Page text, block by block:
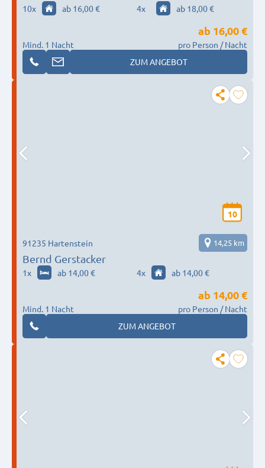
10x ab 16,00 € 4x ab 18,00 €
Mind. 1 Nacht
ab 16,00 €
pro Person / Nacht
ZUM ANGEBOT
10
Bernd Gerstacker
91235 Hartenstein 14,25 km
1x ab 14,00 € 4x ab 14,00 €
Mind. 1 Nacht
ab 14,00 €
pro Person / Nacht
ZUM ANGEBOT